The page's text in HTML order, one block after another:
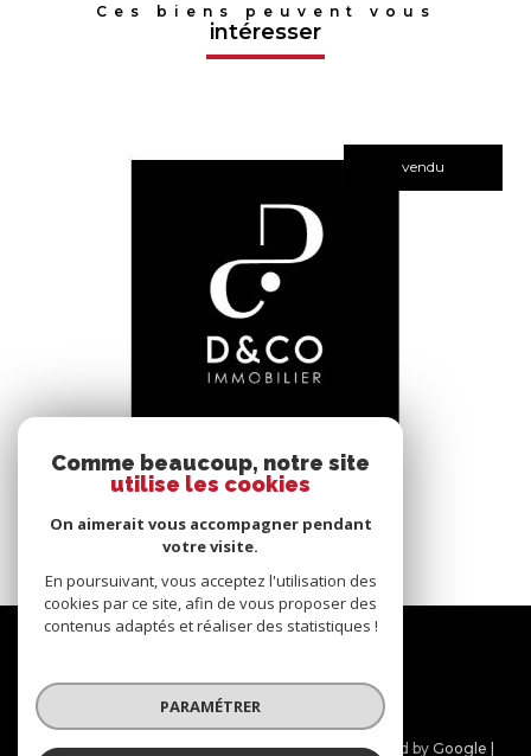
Ces biens peuvent vous
intéresser
vendu
voir le bien
Bâgé-le-Châtel (01380)
Nous
© 2026 | Tous droits réservés | Traduction powered by Google |
Comme beaucoup, notre site
utilise les cookies
On aimerait vous accompagner pendant
votre visite.
En poursuivant, vous acceptez l'utilisation des
cookies par ce site, afin de vous proposer des
contenus adaptés et réaliser des statistiques !
PARAMÉTRER